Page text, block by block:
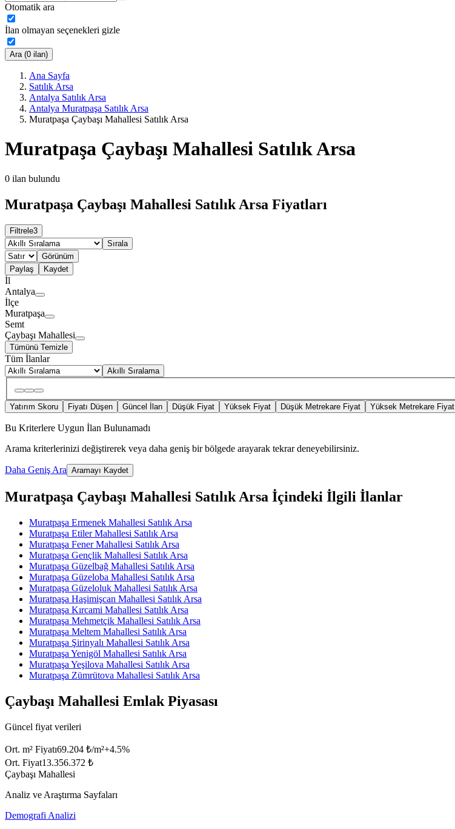
Otomatik ara
İlan olmayan seçenekleri gizle
Ara (0 ilan)
Ana Sayfa
Satılık Arsa
Antalya Satılık Arsa
Antalya Muratpaşa Satılık Arsa
Muratpaşa Çaybaşı Mahallesi Satılık Arsa
Muratpaşa Çaybaşı Mahallesi Satılık Arsa
0 ilan bulundu
Muratpaşa Çaybaşı Mahallesi Satılık Arsa Fiyatları
Filtrele3
Sırala
Görünüm
Paylaş
Kaydet
İl
Antalya
İlçe
Muratpaşa
Semt
Çaybaşı Mahallesi
Tümünü Temizle
Tüm İlanlar
Akıllı Sıralama
Yatırım Skoru Fiyatı Düşen Güncel İlan Düşük Fiyat Yüksek Fiyat Düşük Metrekare Fiyat Yüksek Metrekare Fiyat
Bu Kriterlere Uygun İlan Bulunamadı
Arama kriterlerinizi değiştirerek veya daha geniş bir bölgede arayarak tekrar deneyebilirsiniz.
Daha Geniş Ara Aramayı Kaydet
Muratpaşa Çaybaşı Mahallesi Satılık Arsa İçindeki İlgili İlanlar
Muratpaşa Ermenek Mahallesi Satılık Arsa
Muratpaşa Etiler Mahallesi Satılık Arsa
Muratpaşa Fener Mahallesi Satılık Arsa
Muratpaşa Gençlik Mahallesi Satılık Arsa
Muratpaşa Güzelbağ Mahallesi Satılık Arsa
Muratpaşa Güzeloba Mahallesi Satılık Arsa
Muratpaşa Güzeloluk Mahallesi Satılık Arsa
Muratpaşa Haşimişcan Mahallesi Satılık Arsa
Muratpaşa Kırcami Mahallesi Satılık Arsa
Muratpaşa Mehmetçik Mahallesi Satılık Arsa
Muratpaşa Meltem Mahallesi Satılık Arsa
Muratpaşa Şirinyalı Mahallesi Satılık Arsa
Muratpaşa Yenigöl Mahallesi Satılık Arsa
Muratpaşa Yeşilova Mahallesi Satılık Arsa
Muratpaşa Zümrütova Mahallesi Satılık Arsa
Çaybaşı Mahallesi Emlak Piyasası
Güncel fiyat verileri
Ort. m² Fiyatı69.204 ₺/m²+4.5%
Ort. Fiyat13.356.372 ₺
Çaybaşı Mahallesi
Analiz ve Araştırma Sayfaları
Demografi Analizi